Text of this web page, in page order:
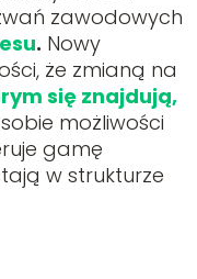
zawodowych
. Nowy
że zmianą na
się znajdują,
możliwości
gamę
w strukturze